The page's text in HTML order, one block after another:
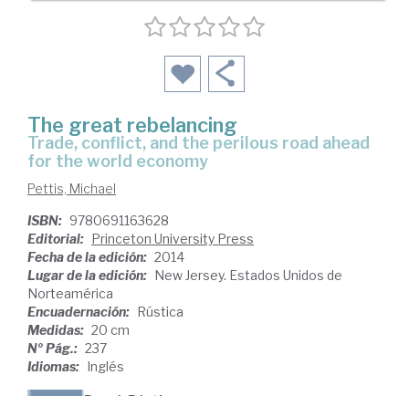
The great rebelancing
trade, conflict, and the perilous road ahead
for the world economy
Pettis, Michael
ISBN: 9780691163628
Editorial: Princeton University Press
Fecha de la edición: 2014
Lugar de la edición: New Jersey. Estados Unidos de
Norteamérica
Encuadernación: Rústica
Medidas: 20 cm
Nº Pág.: 237
Idiomas: Inglés